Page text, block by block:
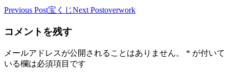
Previous Post宝くじNext Postoverwork
コメントを残す
メールアドレスが公開されることはありません。 * が付いて
いる欄は必須項目です